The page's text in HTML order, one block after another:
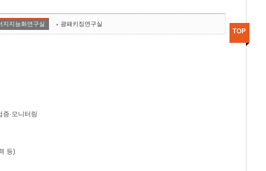
지지능화연구실 광패키징연구실
·모니터링
등)
TOP